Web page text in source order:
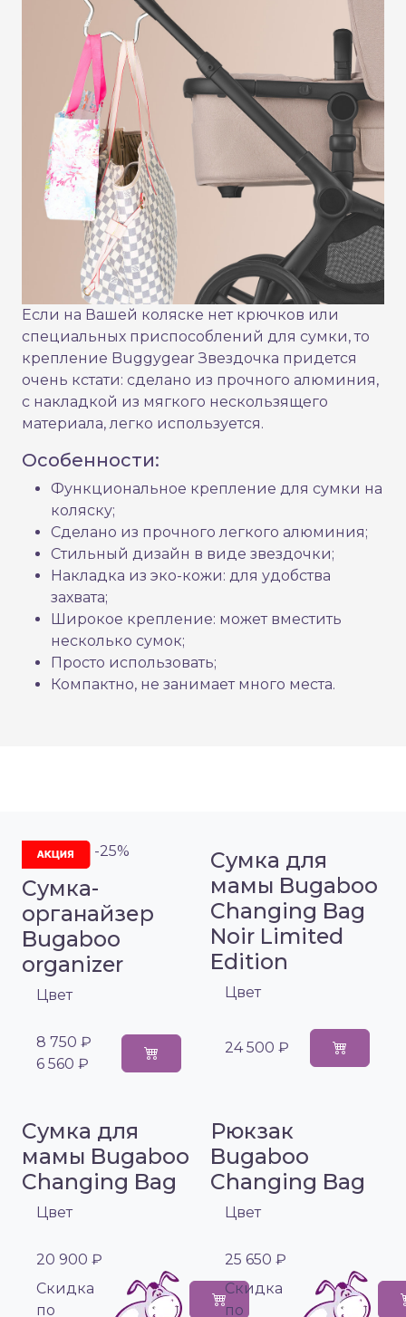
Если на Вашей коляске нет крючков или
специальных приспособлений для сумки, то
крепление Buggygear Звездочка придется
очень кстати: сделано из прочного алюминия,
с накладкой из мягкого нескользящего
материала, легко используется.
Особенности:
Функциональное крепление для сумки на
коляску;
Сделано из прочного легкого алюминия;
Стильный дизайн в виде звездочки;
Накладка из эко-кожи: для удобства
захвата;
Широкое крепление: может вместить
несколько сумок;
Просто использовать;
Компактно, не занимает много места.
-25%
Сумка-
органайзер
Bugaboo
organizer
Цвет
8 750 ₽
6 560 ₽
Сумка для
мамы Bugaboo
Changing Bag
Noir Limited
Edition
Цвет
24 500 ₽
Сумка для
мамы Bugaboo
Changing Bag
Цвет
20 900 ₽
Cкидка
по
Рюкзак
Bugaboo
Changing Bag
Цвет
25 650 ₽
Cкидка
по